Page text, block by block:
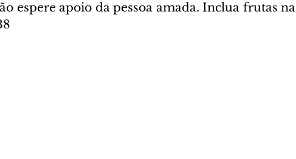
espere apoio da pessoa amada. Inclua frutas na